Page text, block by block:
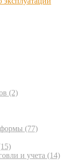
(2)
(77)
и учета (14)